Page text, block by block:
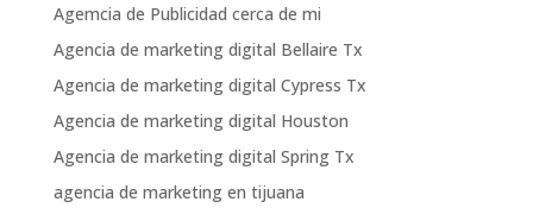
Agemcia de Publicidad cerca de mi
Agencia de marketing digital Bellaire Tx
Agencia de marketing digital Cypress Tx
Agencia de marketing digital Houston
Agencia de marketing digital Spring Tx
agencia de marketing en tijuana